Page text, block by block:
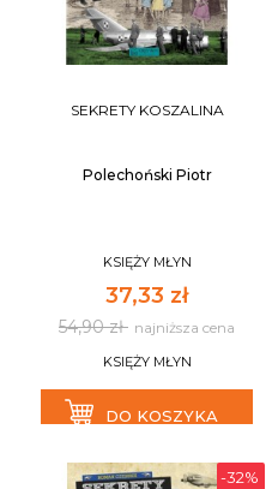
SEKRETY KOSZALINA
Polechoński Piotr
KSIĘŻY MŁYN
37,33 zł
54,90 zł najniższa cena
KSIĘŻY MŁYN
DO KOSZYKA
-32%